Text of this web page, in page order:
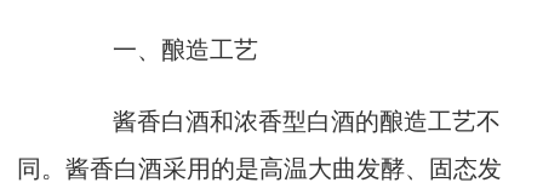
一、酿造工艺
酱香白酒和浓香型白酒的酿造工艺不
同。酱香白酒采用的是高温大曲发酵、固态发